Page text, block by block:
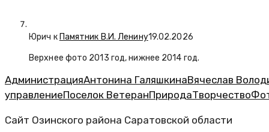
Юрич к Памятник В.И. Ленину19.02.2026
Верхнее фото 2013 год, нижнее 2014 год.
АдминистрацияАнтонина ГаляшкинаВячеслав
управлениеПоселок ВетеранПриродаТворчество
Сайт Озинского района Саратовской области